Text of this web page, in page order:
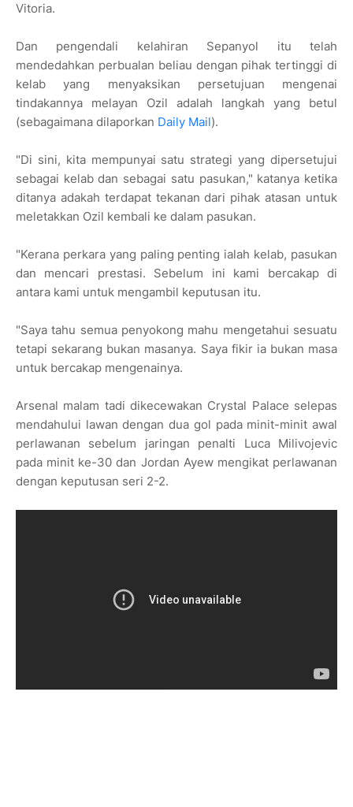
Vitoria.
Dan pengendali kelahiran Sepanyol itu telah
mendedahkan perbualan beliau dengan pihak tertinggi di
kelab yang menyaksikan persetujuan mengenai
tindakannya melayan Ozil adalah langkah yang betul
(sebagaimana dilaporkan Daily Mail).
"Di sini, kita mempunyai satu strategi yang dipersetujui
sebagai kelab dan sebagai satu pasukan," katanya ketika
ditanya adakah terdapat tekanan dari pihak atasan untuk
meletakkan Ozil kembali ke dalam pasukan.
"Kerana perkara yang paling penting ialah kelab, pasukan
dan mencari prestasi. Sebelum ini kami bercakap di
antara kami untuk mengambil keputusan itu.
"Saya tahu semua penyokong mahu mengetahui sesuatu
tetapi sekarang bukan masanya. Saya fikir ia bukan masa
untuk bercakap mengenainya.
Arsenal malam tadi dikecewakan Crystal Palace selepas
mendahului lawan dengan dua gol pada minit-minit awal
perlawanan sebelum jaringan penalti Luca Milivojevic
pada minit ke-30 dan Jordan Ayew mengikat perlawanan
dengan keputusan seri 2-2.